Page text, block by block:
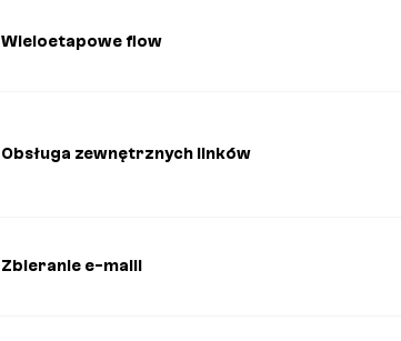
Wieloetapowe flow
Obsługa zewnętrznych linków
Zbieranie e-maili